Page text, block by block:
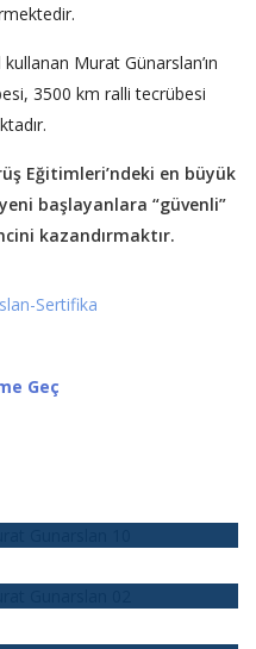
Murat Günarslan’ın
3500 km ralli tecrübesi
Eğitimleri’ndeki en büyük
başlayanlara “güvenli”
kazandırmaktır.
Geç
toplam süresi 15